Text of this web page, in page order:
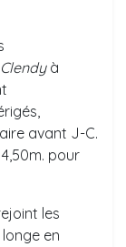
Clendyà
avant J-C.
pour
les
en